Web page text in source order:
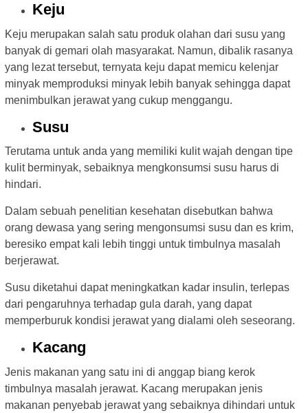
Keju
Keju merupakan salah satu produk olahan dari susu yang
banyak di gemari olah masyarakat. Namun, dibalik rasanya
yang lezat tersebut, ternyata keju dapat memicu kelenjar
minyak memproduksi minyak lebih banyak sehingga dapat
menimbulkan jerawat yang cukup menggangu.
Susu
Terutama untuk anda yang memiliki kulit wajah dengan tipe
kulit berminyak, sebaiknya mengkonsumsi susu harus di
hindari.
Dalam sebuah penelitian kesehatan disebutkan bahwa
orang dewasa yang sering mengonsumsi susu dan es krim,
beresiko empat kali lebih tinggi untuk timbulnya masalah
berjerawat.
Susu diketahui dapat meningkatkan kadar insulin, terlepas
dari pengaruhnya terhadap gula darah, yang dapat
memperburuk kondisi jerawat yang dialami oleh seseorang.
Kacang
Jenis makanan yang satu ini di anggap biang kerok
timbulnya masalah jerawat. Kacang merupakan jenis
makanan penyebab jerawat yang sebaiknya dihindari untuk